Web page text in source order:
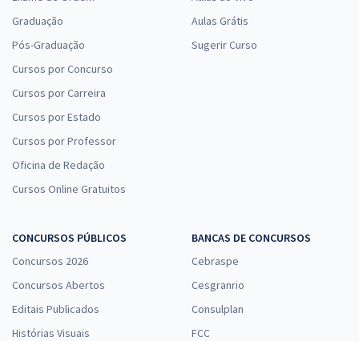
Graduação
Pós-Graduação
Cursos por Concurso
Cursos por Carreira
Cursos por Estado
Cursos por Professor
Oficina de Redação
Cursos Online Gratuitos
Aulas Grátis
Sugerir Curso
CONCURSOS PÚBLICOS
Concursos 2026
Concursos Abertos
Editais Publicados
Histórias Visuais
BANCAS DE CONCURSOS
Cebraspe
Cesgranrio
Consulplan
FCC